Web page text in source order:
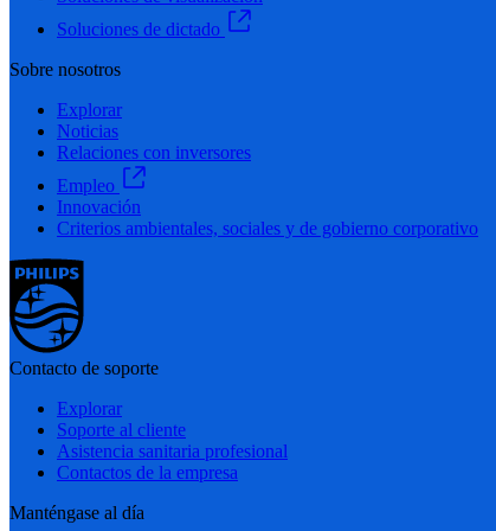
Soluciones de dictado
Sobre nosotros
Explorar
Noticias
Relaciones con inversores
Empleo
Innovación
Criterios ambientales, sociales y de gobierno corporativo
Contacto de soporte
Explorar
Soporte al cliente
Asistencia sanitaria profesional
Contactos de la empresa
Manténgase al día